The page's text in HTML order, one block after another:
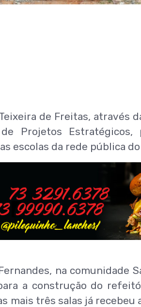
de Freitas, através
Projetos Estratégicos,
escolas da rede pública
na comunidade
a construção do
mais três salas já recebeu